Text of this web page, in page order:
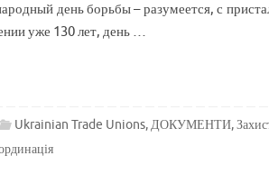
день борьбы – разумеется, с
уже 130 лет, день …
Ukrainian Trade Unions,ДОКУМЕНТИ,